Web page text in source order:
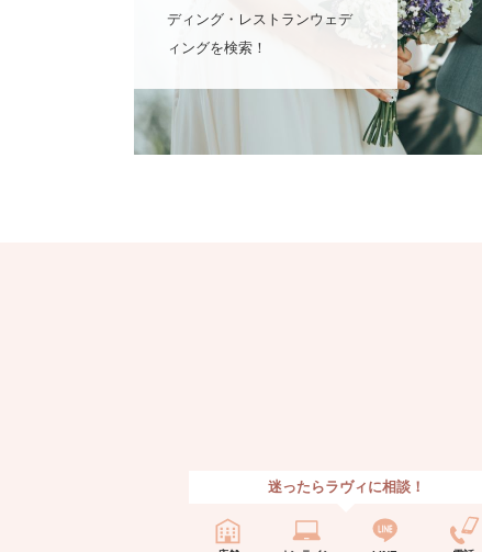
ディング・レストランウェデ
ィングを検索！
迷ったらラヴィに相談！